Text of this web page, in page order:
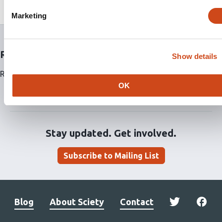
Marketing
Show details
OK
Related articles
Related articles are currently not available for this article.
Stay updated. Get involved.
Subscribe to Mailing List
Blog About Sciety Contact